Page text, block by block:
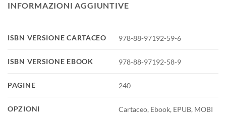
INFORMAZIONI AGGIUNTIVE
ISBN VERSIONE CARTACEO 978-88-97192-59-6
ISBN VERSIONE EBOOK 978-88-97192-58-9
PAGINE 240
OPZIONI Cartaceo, Ebook, EPUB, MOBI